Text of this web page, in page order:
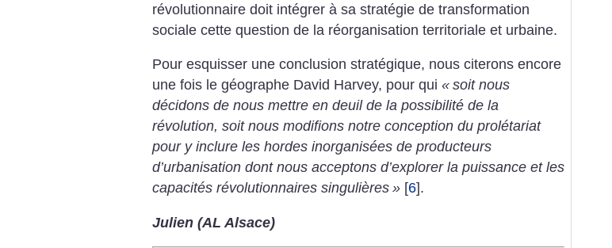
révolutionnaire doit intégrer à sa stratégie de transformation
sociale cette question de la réorganisation territoriale et urbaine.
Pour esquisser une conclusion stratégique, nous citerons encore
une fois le géographe David Harvey, pour qui « soit nous
décidons de nous mettre en deuil de la possibilité de la
révolution, soitnous modifions notre conception du prolétariat
pour y inclure les hordes inorganisées de producteurs
d’urbanisation dont nous acceptons d’explorer la puissance et les
capacités révolutionnaires singulières » [6].
Julien (AL Alsace)